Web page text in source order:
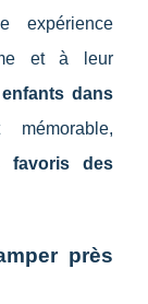
expérience
et à leur
dans
favoris des
près